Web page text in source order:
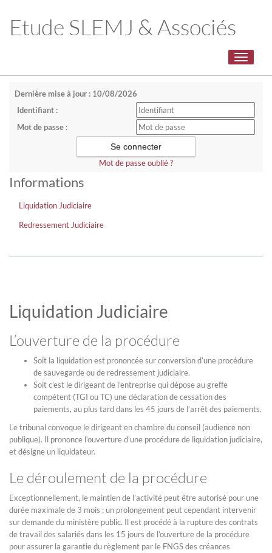
Etude SLEMJ & Associés
Toggle
Dernière mise à jour : 10/08/2026
Identifiant :
Mot de passe :
Mot de passe oublié ?
Informations
Liquidation Judiciaire
Redressement Judiciaire
Liquidation Judiciaire
L’ouverture de la procédure
Soit la liquidation est prononcée sur conversion d’une procédure
de sauvegarde ou de redressement judiciaire.
Soit c’est le dirigeant de l’entreprise qui dépose au greffe
compétent (TGI ou TC) une déclaration de cessation des
paiements, au plus tard dans les 45 jours de l’arrêt des paiements.
Le tribunal convoque le dirigeant en chambre du conseil (audience non
publique). Il prononce l’ouverture d’une procédure de liquidation judiciaire,
et désigne un liquidateur.
Le déroulement de la procédure
Exceptionnellement, le maintien de l’activité peut être autorisé pour une
durée maximale de 3 mois ; un prolongement peut cependant intervenir
sur demande du ministère public. Il est procédé à la rupture des contrats
de travail des salariés dans les 15 jours de l’ouverture de la procédure
pour assurer la garantie du règlement par le FNGS des créances